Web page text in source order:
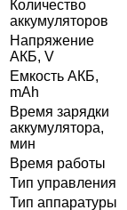
Количество
аккумуляторов
Напряжение
АКБ, V
Емкость АКБ,
mAh
Время зарядки
аккумулятора,
мин
Время работы
Тип управления
Тип аппаратуры